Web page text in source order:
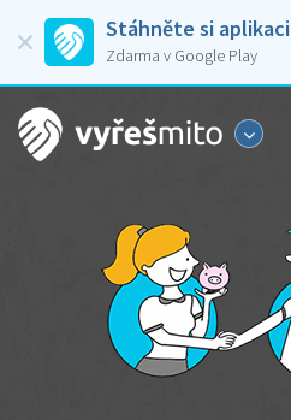
Stáhněte si aplikaci
Zdarma v Google Play